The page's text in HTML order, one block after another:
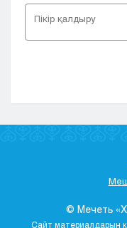
© Мечеть
Сайт материалдарын